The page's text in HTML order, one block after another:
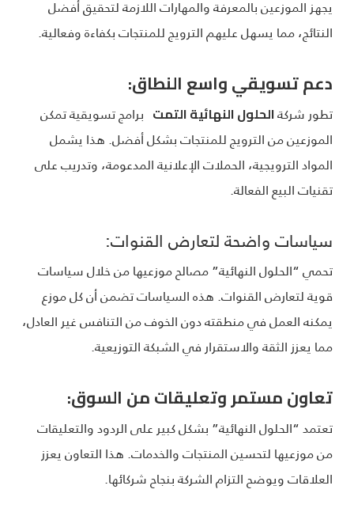
يجهز الموزعين بالمعرفة والمهارات اللازمة لتحقيق أفضل
النتائج، مما يسهل عليهم الترويج للمنتجات بكفاءة وفعالية.
دعم تسويقي واسع النطاق:
تطور شركةالحلول النهائية التمت برامج تسويقية تمكن
الموزعين من الترويج للمنتجات بشكل أفضل. هذا يشمل
المواد الترويجية، الحملات الإعلانية المدعومة، وتدريب على
تقنيات البيع الفعالة.
سياسات واضحة لتعارض القنوات:
تحمي “الحلول النهائية” مصالح موزعيها من خلال سياسات
قوية لتعارض القنوات. هذه السياسات تضمن أن كل موزع
يمكنه العمل في منطقته دون الخوف من التنافس غير العادل،
مما يعزز الثقة والاستقرار في الشبكة التوزيعية.
تعاون مستمر وتعليقات من السوق:
تعتمد “الحلول النهائية” بشكل كبير على الردود والتعليقات
من موزعيها لتحسين المنتجات والخدمات. هذا التعاون يعزز
العلاقات ويوضح التزام الشركة بنجاح شركائها.